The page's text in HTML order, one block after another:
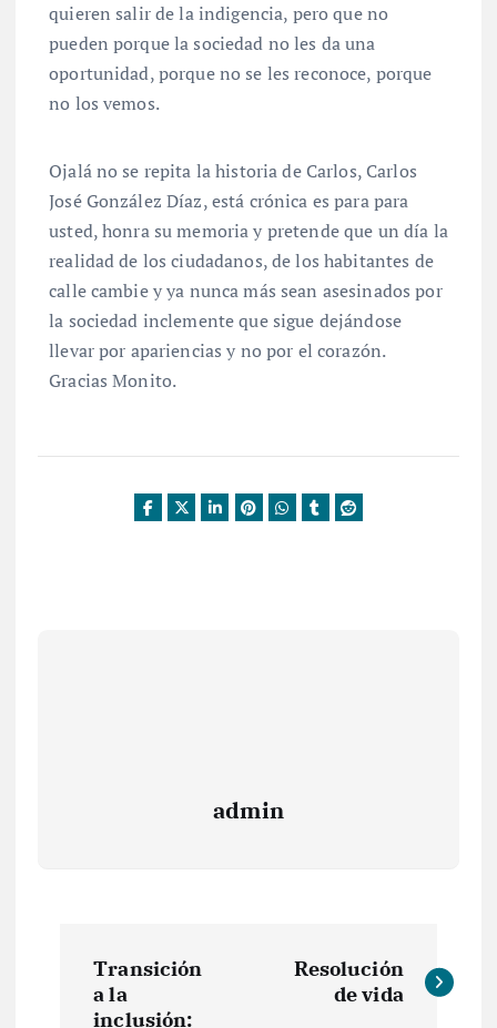
quieren salir de la indigencia, pero que no
pueden porque la sociedad no les da una
oportunidad, porque no se les reconoce, porque
no los vemos.
Ojalá no se repita la historia de Carlos, Carlos
José González Díaz, está crónica es para para
usted, honra su memoria y pretende que un día la
realidad de los ciudadanos, de los habitantes de
calle cambie y ya nunca más sean asesinados por
la sociedad inclemente que sigue dejándose
llevar por apariencias y no por el corazón.
Gracias Monito.
admin
Transición
a la
inclusión:
Resolución
de vida